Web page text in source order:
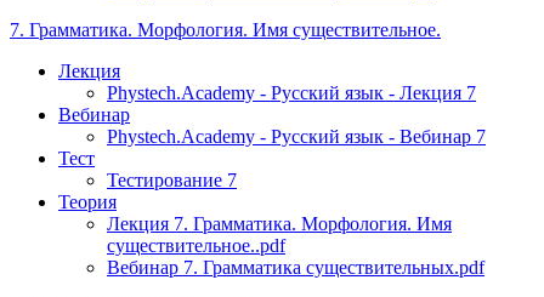
7. Грамматика. Морфология. Имя существительное.
Лекция
Phystech.Academy - Русский язык - Лекция 7
Вебинар
Phystech.Academy - Русский язык - Вебинар 7
Тест
Тестирование 7
Теория
Лекция 7. Грамматика. Морфология. Имя
существительное..pdf
Вебинар 7. Грамматика существительных.pdf